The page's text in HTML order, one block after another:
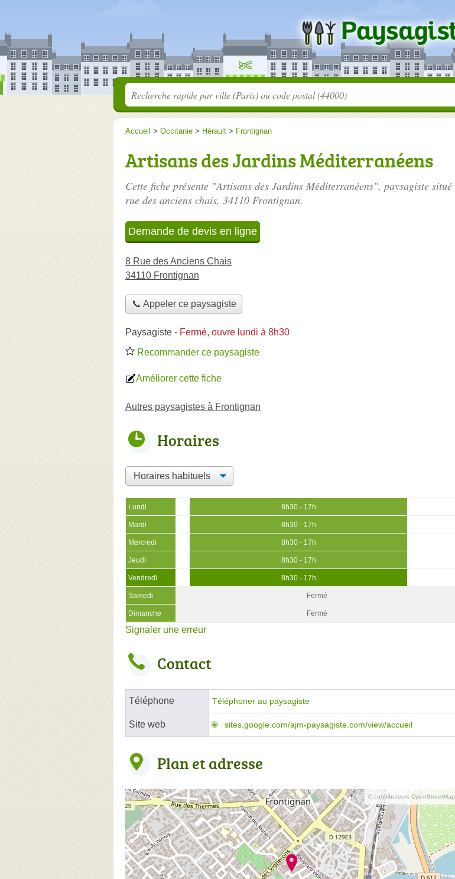
Accueil > Occitanie > Hérault > Frontignan
Artisans des Jardins Méditerranéens
Cette fiche présente "Artisans des Jardins Méditerranéens", paysagiste situé
rue des anciens chais, 34110 Frontignan.
Demande de devis en ligne
8 Rue des Anciens Chais
34110 Frontignan
📞 Appeler ce paysagiste
Paysagiste - Fermé, ouvre lundi à 8h30
Recommander ce paysagiste
Améliorer cette fiche
Autres paysagistes à Frontignan
Horaires
Lundi 8h30 - 17h
Mardi 8h30 - 17h
Mercredi 8h30 - 17h
Jeudi 8h30 - 17h
Vendredi 8h30 - 17h
Samedi Fermé
Dimanche Fermé
Signaler une erreur
Contact
Téléphone Téléphoner au paysagiste
Site web sites.google.com/ajm-paysagiste.com/view/accueil
Plan et adresse
© contributeurs OpenStreetMap